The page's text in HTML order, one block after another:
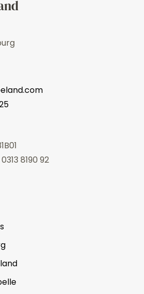
8190 92